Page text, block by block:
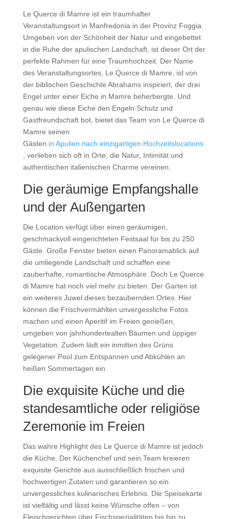
Le Querce di Mamre ist ein traumhafter
Veranstaltungsort in Manfredonia in der Provinz Foggia.
Umgeben von der Schönheit der Natur und eingebettet
in die Ruhe der apulischen Landschaft, ist dieser Ort der
perfekte Rahmen für eine Traumhochzeit. Der Name
des Veranstaltungsortes, Le Querce di Mamre, ist von
der biblischen Geschichte Abrahams inspiriert, der drei
Engel unter einer Eiche in Mamre beherbergte. Und
genau wie diese Eiche den Engeln Schutz und
Gastfreundschaft bot, bietet das Team von Le Querce di
Mamre seinen
Gästen in Apulien nach einzigartigen Hochzeitslocations
, verlieben sich oft in Orte, die Natur, Intimität und
authentischen italienischen Charme vereinen.
Die geräumige Empfangshalle
und der Außengarten
Die Location verfügt über einen geräumigen,
geschmackvoll eingerichteten Festsaal für bis zu 250
Gäste. Große Fenster bieten einen Panoramablick auf
die umliegende Landschaft und schaffen eine
zauberhafte, romantische Atmosphäre. Doch Le Querce
di Mamre hat noch viel mehr zu bieten. Der Garten ist
ein weiteres Juwel dieses bezaubernden Ortes. Hier
können die Frischvermählten unvergessliche Fotos
machen und einen Aperitif im Freien genießen,
umgeben von jahrhundertealten Bäumen und üppiger
Vegetation. Zudem lädt ein inmitten des Grüns
gelegener Pool zum Entspannen und Abkühlen an
heißen Sommertagen ein.
Die exquisite Küche und die
standesamtliche oder religiöse
Zeremonie im Freien
Das wahre Highlight des Le Querce di Mamre ist jedoch
die Küche. Der Küchenchef und sein Team kreieren
exquisite Gerichte aus ausschließlich frischen und
hochwertigen Zutaten und garantieren so ein
unvergessliches kulinarisches Erlebnis. Die Speisekarte
ist vielfältig und lässt keine Wünsche offen – von
Fleischgerichten über Fischspezialitäten bis hin zu